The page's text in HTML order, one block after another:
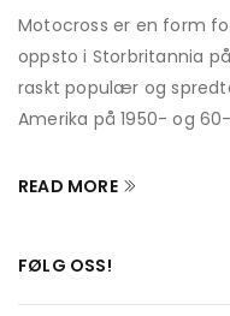
Motocross er en form
oppsto i Storbritannia
raskt populær og
Amerika på 1950- og
READ MORE
FØLG OSS!